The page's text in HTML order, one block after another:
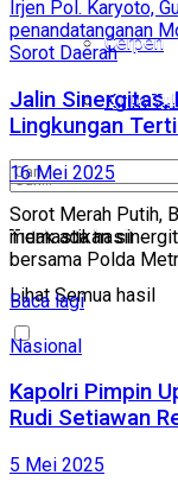
Cerpen
Kirim
Tidak ada hasil
Lihat Semua hasil
Cerpen
Kirim
Tidak ada hasil
Sorot Daerah
Jalin Sinergitas,
Lingkungan
16 Mei 2025
Sorot Merah Putih,
memastikan
bersama Polda
Baca lagi
Nasional
Kapolri Pimpin
Rudi Setiawan
5 Mei 2025